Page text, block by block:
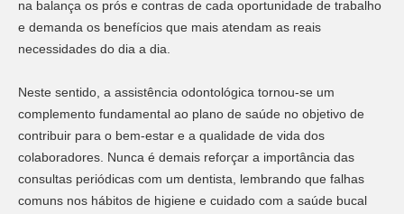
na balança os prós e contras de cada oportunidade de trabalho
e demanda os benefícios que mais atendam as reais
necessidades do dia a dia.
Neste sentido, a assistência odontológica tornou-se um
complemento fundamental ao plano de saúde no objetivo de
contribuir para o bem-estar e a qualidade de vida dos
colaboradores. Nunca é demais reforçar a importância das
consultas periódicas com um dentista, lembrando que falhas
comuns nos hábitos de higiene e cuidado com a saúde bucal